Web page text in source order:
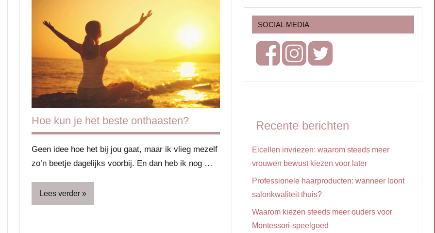
Hoe kun je het beste onthaasten?
Geen idee hoe het bij jou gaat, maar ik vlieg mezelf
zo’n beetje dagelijks voorbij. En dan heb ik nog …
Lees verder
SOCIAL MEDIA
Recente berichten
Eicellen invriezen: waarom steeds meer
vrouwen bewust kiezen voor later
Professionele haarproducten: wanneer loont
salonkwaliteit thuis?
Waarom kiezen steeds meer ouders voor
Montessori-speelgoed